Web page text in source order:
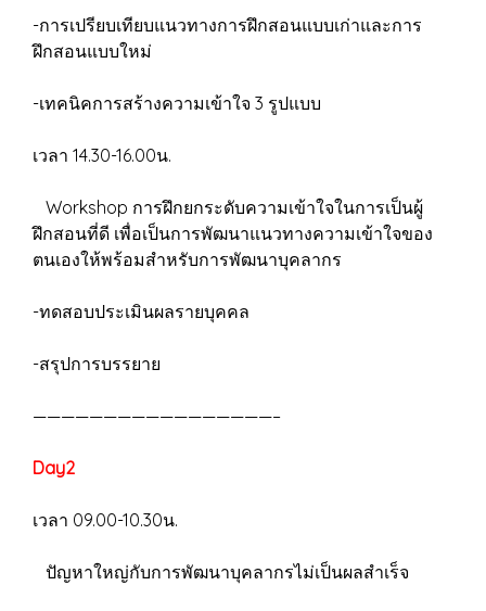
-การเปรียบเทียบแนวทางการฝึกสอนแบบเก่าและการ
ฝึกสอนแบบใหม่
-เทคนิคการสร้างความเข้าใจ 3 รูปแบบ
เวลา 14.30-16.00น.
Workshop การฝึกยกระดับความเข้าใจในการเป็นผู้
ฝึกสอนที่ดี เพื่อเป็นการพัฒนาแนวทางความเข้าใจของ
ตนเองให้พร้อมสำหรับการพัฒนาบุคลากร
-ทดสอบประเมินผลรายบุคคล
-สรุปการบรรยาย
—————————————————–
Day2
เวลา 09.00-10.30น.
ปัญหาใหญ่กับการพัฒนาบุคลากรไม่เป็นผลสำเร็จ